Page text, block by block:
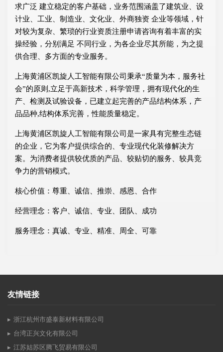
求广泛 建立稳定的客户基础，业务范围涵盖了建筑业、设
计业、工业、制造业、文化业、外商独资 企业等领域，针
对较为复杂、繁琐的行业资质注册申请咨询有着丰富的实
操经验，分别满足 不同行业，为各企业尽其所能，为之提
供合理、多方面的专业服务。
上海黄浦区凯旋人工智能有限公司秉承“质量为本，服务社
会”的原则,立足于高新技术，科学管理，拥有现代化的生
产、检测及试验设备，已建立起完善的产品结构体系，产
品品种,结构体系完善，性能质量稳定。
上海黄浦区凯旋人工智能有限公司是一家具有完整生态链
的企业，它为客户提供综合的、专业现代化装修解决方
案。为消费者提供较优质的产品、较贴切的服务、较具竞
争力的营销模式。
核心价值：尊重、诚信、推崇、感恩、合作
经营理念：客户、诚信、专业、团队、成功
服务理念：真诚、专业、精准、周全、可靠
友情链接
浙江杭州市盛泰新材料有限公司
台湾正兴文化有限公司
江苏姑苏区腾飞贸易有限公司